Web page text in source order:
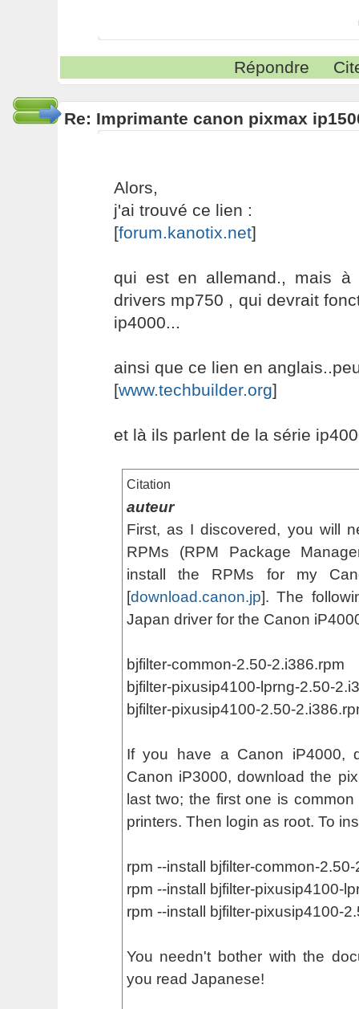
Répondre
Re: Imprimante canon pixmax
Alors,
j'ai trouvé ce lien :
[forum.kanotix.net]
qui est en allemand., mais à
drivers mp750 , qui devrait
ip4000...
ainsi que ce lien en
[www.techbuilder.org]
et là ils parlent de la série
Citation
auteur
First, as I discovered, you will
RPMs (RPM Package
install the RPMs for my
[download.canon.jp]. The
Japan driver for the Canon
bjfilter-common-2.50-2.i386.rpm
bjfilter-pixusip4100-lprng-2.50-
bjfilter-pixusip4100-2.50-
If you have a Canon iP4000,
Canon iP3000, download the
last two; the first one is
printers. Then login as root. To
rpm --install bjfilter-common-
rpm --install bjfilter-pixusip4100-
rpm --install bjfilter-pixusip4100-
You needn't bother with the
you read Japanese!